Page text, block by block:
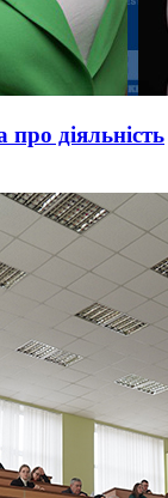
діяльність